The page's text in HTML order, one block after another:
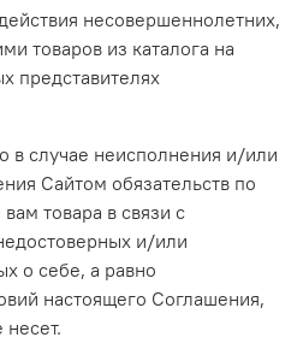
несовершеннолетних,
товаров из каталога на
представителях
в случае неисполнения и/или
Сайтом обязательств по
товара в связи с
и/или
о себе, а равно
настоящего Соглашения,
несет.